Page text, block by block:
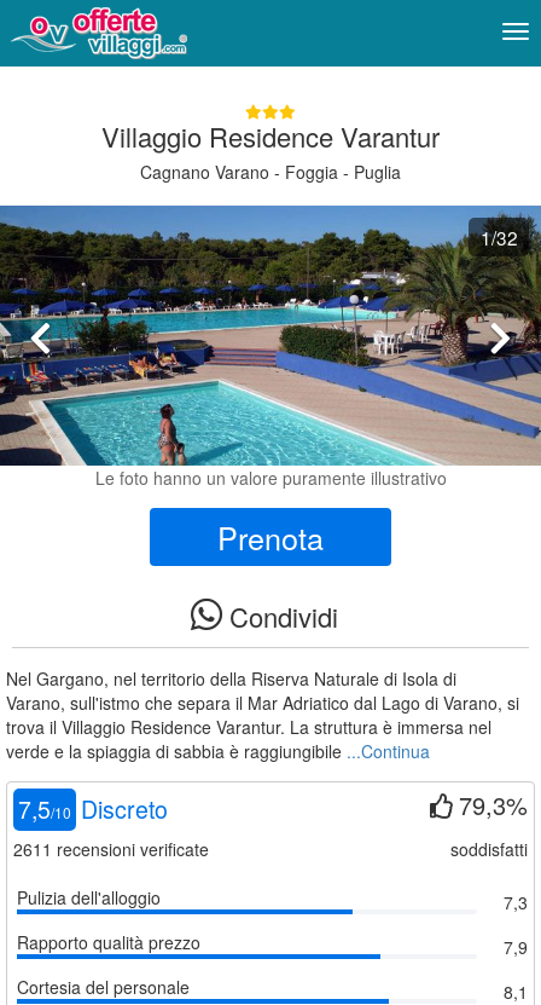
Villaggio Residence Varantur
Cagnano Varano - Foggia - Puglia
1/32
Le foto hanno un valore puramente illustrativo
Prenota
Condividi
Nel Gargano, nel territorio della Riserva Naturale di Isola di
Varano, sull'istmo che separa il Mar Adriatico dal Lago di Varano, si
trova il Villaggio Residence Varantur. La struttura è immersa nel
verde e la spiaggia di sabbia è raggiungibile ...Continua
7,5/10 Discreto
2611 recensioni verificate
79,3%
soddisfatti
Pulizia dell'alloggio
7,3
Rapporto qualità prezzo
7,9
Cortesia del personale
8,1